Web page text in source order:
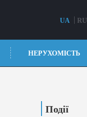
UA RU
НЕРУХОМІСТЬ
Події